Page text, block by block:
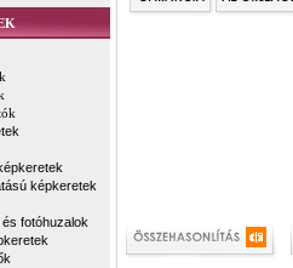
képkeretek
fotóhuzalok